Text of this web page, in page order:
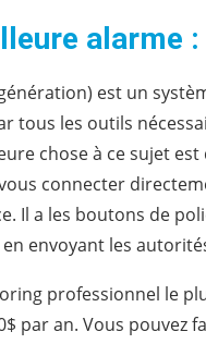
alarme
est un
tous les outils
chose à ce sujet
connecter
Il a les boutons de
envoyant les
professionnel le
par an. Vous pouvez